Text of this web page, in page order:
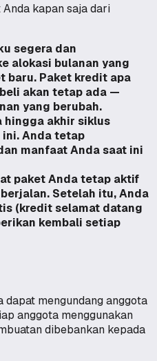
kapan saja dari
segera dan
alokasi bulanan yang
baru. Paket kredit apa
akan tetap ada —
yang berubah.
hingga akhir siklus
ini. Anda tetap
manfaat Anda saat ini
paket Anda tetap aktif
Setelah itu, Anda
(kredit selamat datang
kembali setiap
dapat mengundang anggota
anggota menggunakan
dibebankan kepada